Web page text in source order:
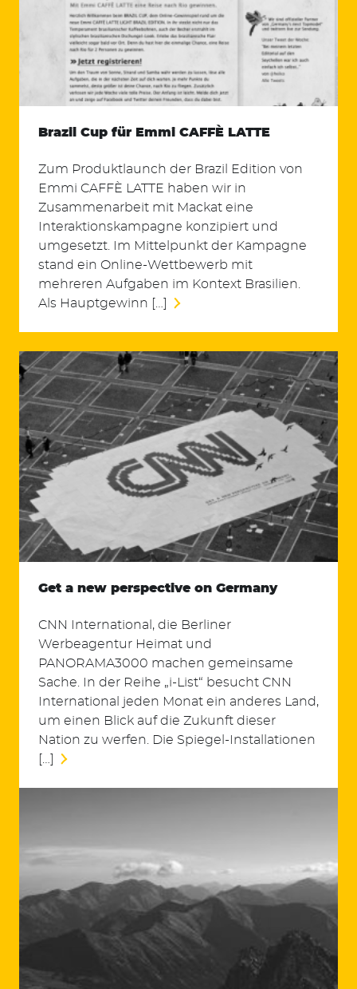
Brazil Cup für Emmi CAFFÈ LATTE
Zum Produktlaunch der Brazil Edition von
Emmi CAFFÈ LATTE haben wir in
Zusammenarbeit mit Mackat eine
Interaktionskampagne konzipiert und
umgesetzt. Im Mittelpunkt der Kampagne
stand ein Online-Wettbewerb mit
mehreren Aufgaben im Kontext Brasilien.
Als Hauptgewinn […]
Get a new perspective on Germany
CNN International, die Berliner
Werbeagentur Heimat und
PANORAMA3000 machen gemeinsame
Sache. In der Reihe „i-List“ besucht CNN
International jeden Monat ein anderes Land,
um einen Blick auf die Zukunft dieser
Nation zu werfen. Die Spiegel-Installationen